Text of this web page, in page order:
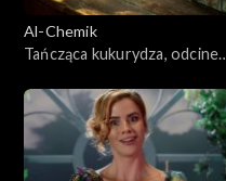
Al-Chemik
Tańcząca kukurydza, odcinek